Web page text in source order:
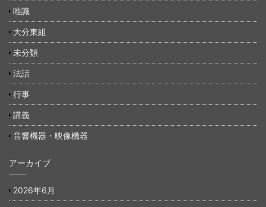
唯識
大分東組
未分類
法話
行事
講義
音響機器・映像機器
アーカイブ
2026年6月